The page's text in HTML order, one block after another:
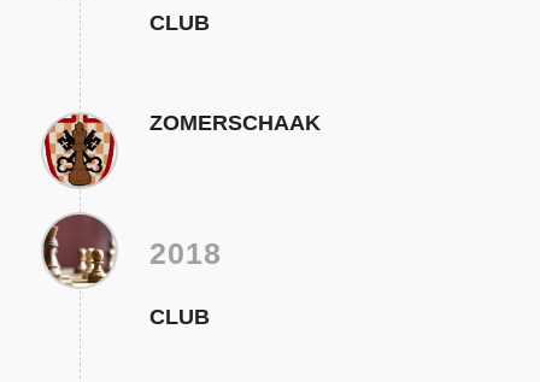
CLUB
ZOMERSCHAAK
2018
CLUB